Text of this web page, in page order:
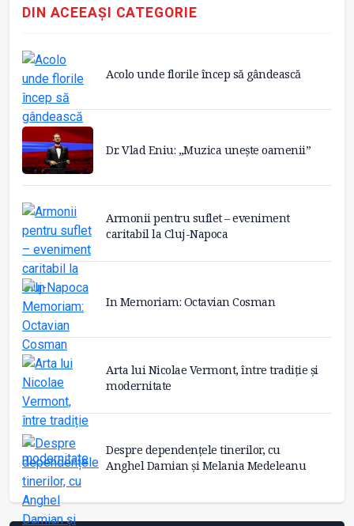
DIN ACEEAȘI CATEGORIE
Acolo unde florile încep să gândească
Dr. Vlad Eniu: „Muzica unește oamenii”
Armonii pentru suflet – eveniment
caritabil la Cluj-Napoca
In Memoriam: Octavian Cosman
Arta lui Nicolae Vermont, între tradiție și
modernitate
Despre dependențele tinerilor, cu
Anghel Damian și Melania Medeleanu